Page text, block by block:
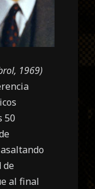
1969)
50
de
al final